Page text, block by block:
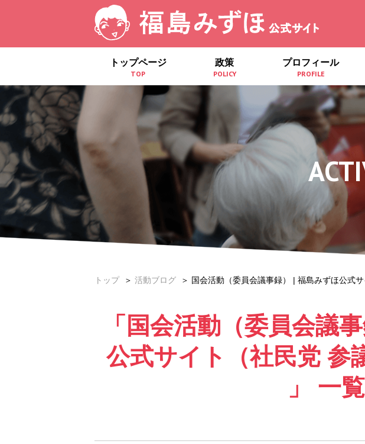
トップページ
TOP
政策
POLICY
プロフィール
PROFILE
トップ ＞ 活動ブログ ＞ 国会活動（委員会議事録） | 福島みずほ公式
「国会活動（委員会議
公式サイト（社民党 参
」 一覧